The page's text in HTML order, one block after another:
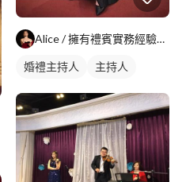
Alice / 擁有禮賓實務經驗的司儀主持人
婚禮主持人 主持人